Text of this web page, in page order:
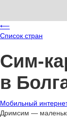
⟵
Список стран
Сим-
в
Мобильный
Дримсим —